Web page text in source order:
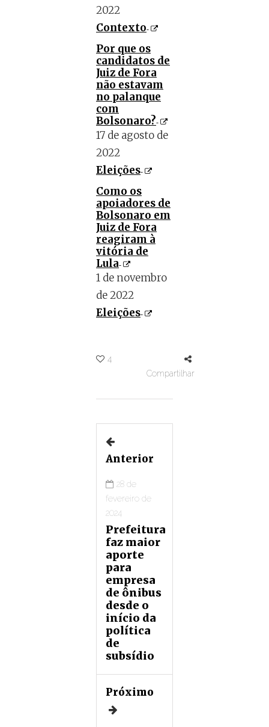
2022
Contexto
Por que os
candidatos de
Juiz de Fora
não estavam
no palanque
com
Bolsonaro?
17 de agosto de
2022
Eleições
Como os
apoiadores de
Bolsonaro em
Juiz de Fora
reagiram à
vitória de
Lula
1 de novembro
de 2022
Eleições
4
Compartilhar
Anterior
28 de
fevereiro de
2024
Prefeitura
faz maior
aporte
para
empresa
de ônibus
desde o
início da
política
de
subsídio
Próximo